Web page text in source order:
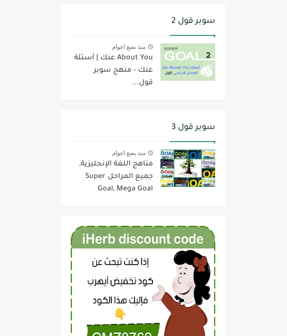
سوبر قول 2
منذ بضع اعوام
About You عنك | أسئلة
عنك - منهج سوبر
قول...
سوبر قول 3
منذ بضع اعوام
مناهج اللغة الإنجليزية,
جميع المراحل Super
Goal, Mega Goal